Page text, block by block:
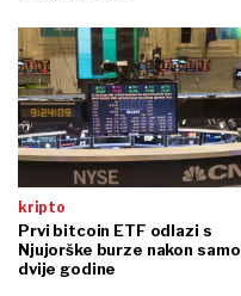
kripto
Prvi bitcoin ETF odlazi s
Njujorške burze nakon samo
dvije godine